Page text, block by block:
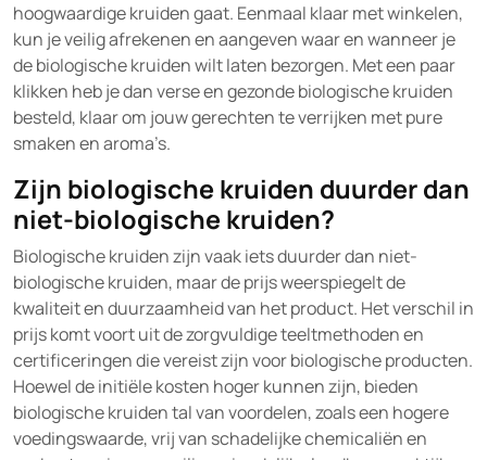
hoogwaardige kruiden gaat. Eenmaal klaar met winkelen,
kun je veilig afrekenen en aangeven waar en wanneer je
de biologische kruiden wilt laten bezorgen. Met een paar
klikken heb je dan verse en gezonde biologische kruiden
besteld, klaar om jouw gerechten te verrijken met pure
smaken en aroma’s.
Zijn biologische kruiden duurder dan
niet-biologische kruiden?
Biologische kruiden zijn vaak iets duurder dan niet-
biologische kruiden, maar de prijs weerspiegelt de
kwaliteit en duurzaamheid van het product. Het verschil in
prijs komt voort uit de zorgvuldige teeltmethoden en
certificeringen die vereist zijn voor biologische producten.
Hoewel de initiële kosten hoger kunnen zijn, bieden
biologische kruiden tal van voordelen, zoals een hogere
voedingswaarde, vrij van schadelijke chemicaliën en